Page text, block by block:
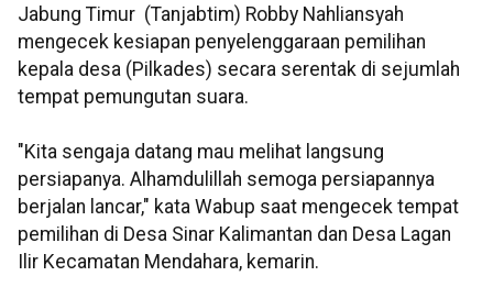
Jabung Timur (Tanjabtim) Robby Nahliansyah
mengecek kesiapan penyelenggaraan pemilihan
kepala desa (Pilkades) secara serentak di sejumlah
tempat pemungutan suara.
"Kita sengaja datang mau melihat langsung
persiapanya. Alhamdulillah semoga persiapannya
berjalan lancar," kata Wabup saat mengecek tempat
pemilihan di Desa Sinar Kalimantan dan Desa Lagan
Ilir Kecamatan Mendahara, kemarin.